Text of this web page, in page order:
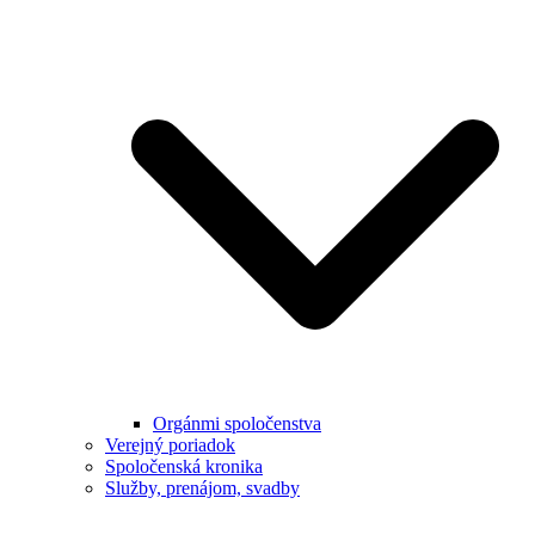
Orgánmi spoločenstva
Verejný poriadok
Spoločenská kronika
Služby, prenájom, svadby